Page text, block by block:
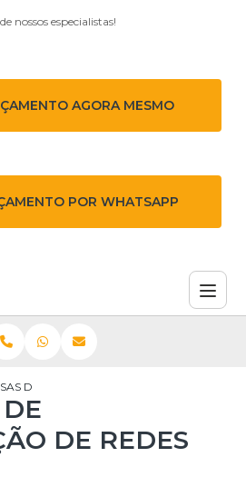
nossos especialistas!
AGORA MESMO
POR WHATSAPP
DE MANUTENÇÃO DE REDES
DE REDES